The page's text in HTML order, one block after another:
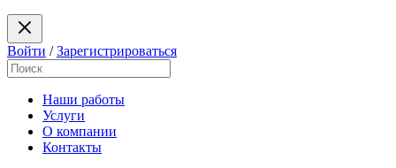
Войти /Зарегистрироваться
Наши работы
Услуги
О компании
Контакты